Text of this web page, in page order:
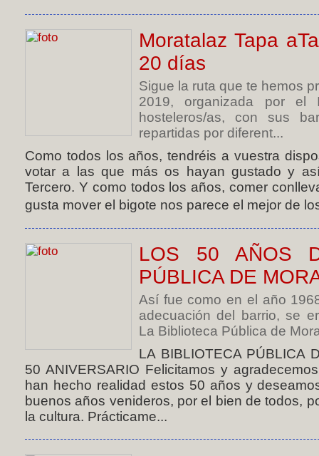
Moratalaz Tapa
20 días
Sigue la ruta que te hemos
2019, organizada por el
hosteleros/as, con sus
repartidas por diferent...
Como todos los años, tendréis a vuestra
votar a las que más os hayan gustado y
Tercero. Y como todos los años, comer
gusta mover el bigote nos parece el mejor de
LOS 50 AÑOS
PÚBLICA DE
Así fue como en el año
adecuación del barrio, se
La Biblioteca Pública de
LA BIBLIOTECA PÚBLICA
50 ANIVERSARIO Felicitamos y
han hecho realidad estos 50 años y
buenos años venideros, por el bien de todos,
la cultura. Prácticame...